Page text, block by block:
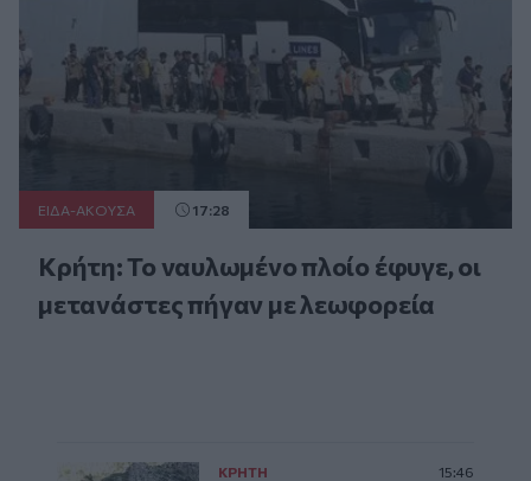
ΕΙΔΑ-ΑΚΟΥΣΑ 17:28
Κρήτη: Το ναυλωμένο πλοίο έφυγε, οι
μετανάστες πήγαν με λεωφορεία
ΚΡΗΤΗ 15:46